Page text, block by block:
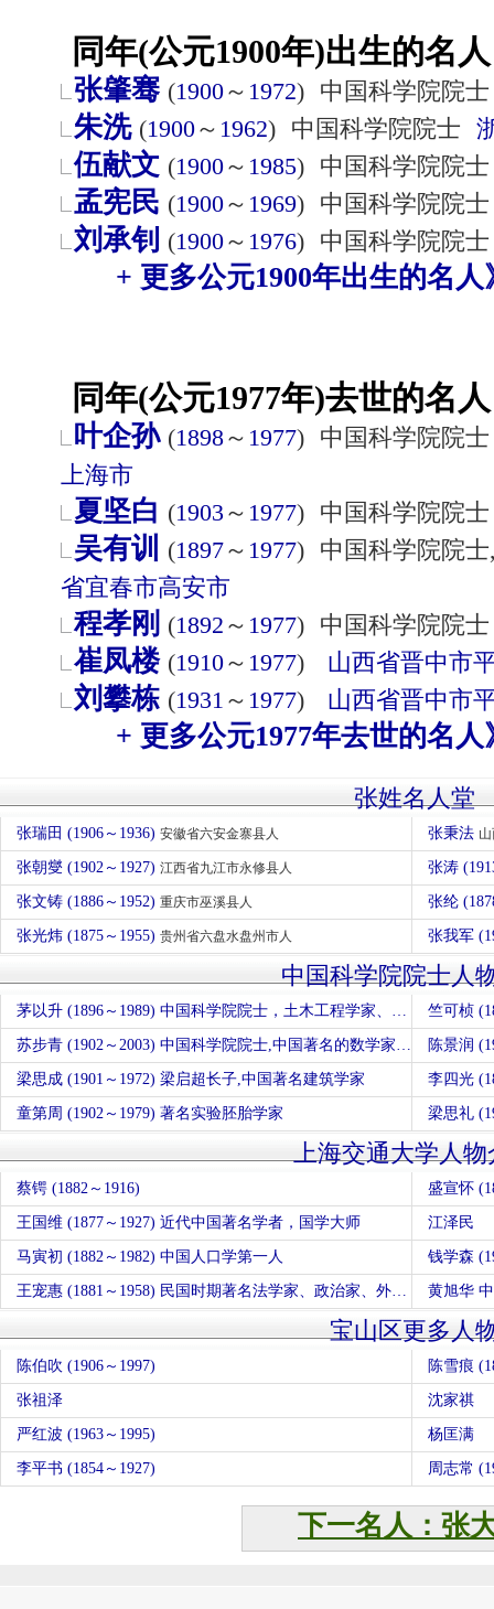
同年(公元1900年)出生的名
张肇骞 (1900～ 1972) 中国科学院院士
朱洗 (1900～ 1962) 中国科学院院士
伍献文 (1900～ 1985) 中国科学院院士
孟宪民 (1900～ 1969) 中国科学院院士
刘承钊 (1900～ 1976) 中国科学院院士
+ 更多公元1900年出生的名人
同年(公元1977年)去世的名
叶企孙 (1898～ 1977) 中国科学院院
上海市
夏坚白 (1903 ～ 1977) 中国科学院院士
吴有训 (1897～ 1977) 中国科学院院
省宜春市高安市
程孝刚 (1892 ～ 1977) 中国科学院院士
崔凤楼 (1910～ 1977) 山西省晋中市
刘攀栋 (1931 ～ 1977) 山西省晋中市
+ 更多公元1977年去世的名人
张姓名人堂
张瑞田 (1906～1936) 安徽省六安金寨县人 张秉法
张朝燮 (1902～1927) 江西省九江市永修县人 张涛
张文铸 (1886～1952) 重庆市巫溪县人 张纶
张光炜 (1875～1955) 贵州省六盘水盘州市人 张我军
中国科学院院士人
茅以升 (1896～1989) 中国科学院院士，土木工程学家、桥梁专家、工程教育家 竺可桢
苏步青 (1902～2003) 中国科学院院士,中国著名的数学家、教育家，中国微分几何学派创始人 陈景润
梁思成 (1901～1972) 梁启超长子,中国著名建筑学家 李四光
童第周 (1902～1979) 著名实验胚胎学家 梁思礼
上海交通大学人物
蔡锷 (1882～1916) 盛宣怀
王国维 (1877～1927) 近代中国著名学者，国学大师 江泽民
马寅初 (1882～1982) 中国人口学第一人 钱学森
王宠惠 (1881～1958) 民国时期著名法学家、政治家、外交家 黄旭华
宝山区更多人
陈伯吹 (1906～1997) 陈雪痕
张祖泽 沈家祺
严红波 (1963～1995) 杨匡满
李平书 (1854～1927) 周志常
下一名人：张